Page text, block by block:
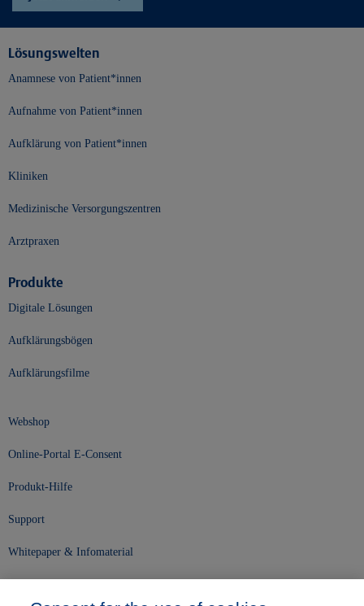
Lösungswelten
Anamnese von Patient*innen
Aufnahme von Patient*innen
Aufklärung von Patient*innen
Kliniken
Medizinische Versorgungszentren
Arztpraxen
Produkte
Digitale Lösungen
Aufklärungsbögen
Aufklärungsfilme
Webshop
Online-Portal E-Consent
Produkt-Hilfe
Support
Whitepaper & Infomaterial